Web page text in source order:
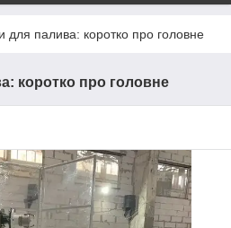
для палива: коротко про головне
коротко про головне